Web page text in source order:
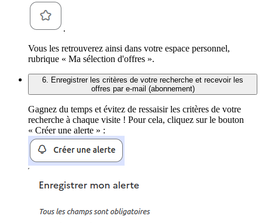
.
Vous les retrouverez ainsi dans votre espace personnel,
rubrique « Ma sélection d'offres ».
6. Enregistrer les critères de votre recherche et recevoir les
offres par e-mail (abonnement)
Gagnez du temps et évitez de ressaisir les critères de votre
recherche à chaque visite ! Pour cela, cliquez sur le bouton
« Créer une alerte » :